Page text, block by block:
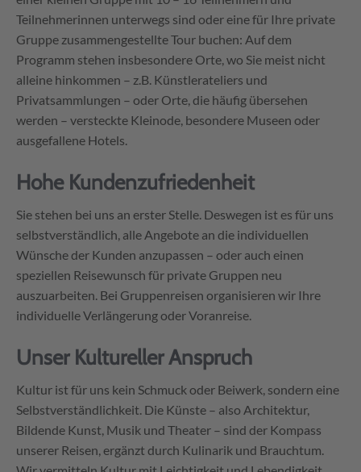
Teilnehmerinnen unterwegs sind oder eine für Ihre private
Gruppe zusammengestellte Tour buchen: Auf dem
Programm stehen insbesondere Orte, wo Sie meist nicht
alleine hinkommen – z.B. Künstlerateliers und
Privatsammlungen – oder Orte, die häufig übersehen
werden – versteckte Kleinode, besondere Museen oder
ausgefallene Hotels.
Hohe Kundenzufriedenheit
Sie stehen bei uns an erster Stelle. Deswegen ist es für uns
selbstverständlich, alle Angebote an die individuellen
Wünsche der Kunden anzupassen – oder auch einen
speziellen Reisewunsch für private Gruppen neu
auszuarbeiten. Bei Gruppenreisen organisieren wir Ihre
individuelle Verlängerung oder Voranreise.
Unser Kultureller Anspruch
Kultur ist für uns kein Schmuck oder Beiwerk, sondern eine
Selbstverständlichkeit. Die Künste – also Architektur,
Bildende Kunst, Musik und Theater – sind der Kompass
unserer Reisen, ergänzt durch Kulinarik und Brauchtum.